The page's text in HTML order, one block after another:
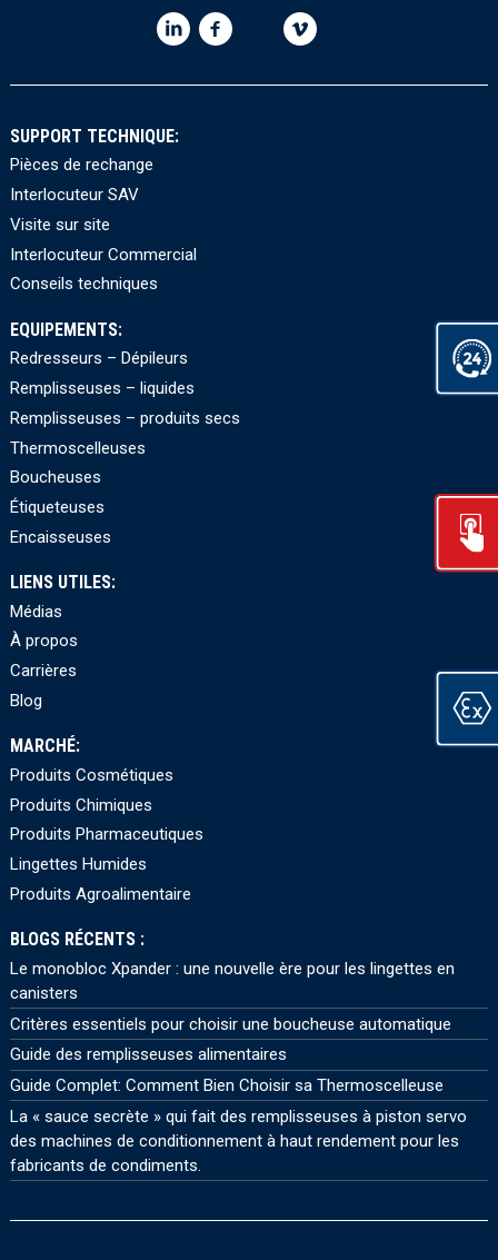
SUPPORT TECHNIQUE:
Pièces de rechange
Interlocuteur SAV
Visite sur site
Interlocuteur Commercial
Conseils techniques
EQUIPEMENTS:
Redresseurs – Dépileurs
Remplisseuses – liquides
Remplisseuses – produits secs
Thermoscelleuses
Boucheuses
Étiqueteuses
Encaisseuses
LIENS UTILES:
Médias
À propos
Carrières
Blog
MARCHÉ:
Produits Cosmétiques
Produits Chimiques
Produits Pharmaceutiques
Lingettes Humides
Produits Agroalimentaire
BLOGS RÉCENTS :
Le monobloc Xpander : une nouvelle ère pour les lingettes en
canisters
Critères essentiels pour choisir une boucheuse automatique
Guide des remplisseuses alimentaires
Guide Complet: Comment Bien Choisir sa Thermoscelleuse
La « sauce secrète » qui fait des remplisseuses à piston servo
des machines de conditionnement à haut rendement pour les
fabricants de condiments.